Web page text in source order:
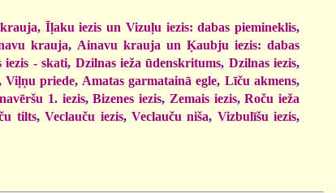
Īļaku iezis un Vizuļu iezis: dabas piemineklis,
krauja, Ainavu krauja un Ķaubju iezis: dabas
iezis - skati, Dzilnas ieža ūdenskritums, Dzilnas iezis,
Viļņu priede, Amatas garmatainā egle, Līču akmens,
1. iezis,Bizenes iezis, Zemais iezis,Roču ieža
tilts,Veclauču iezis, Veclauču niša, Vizbulīšu iezis,